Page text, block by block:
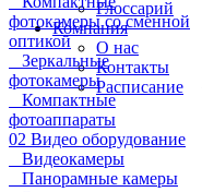
Глоссарий
Компания
О нас
Контакты
Расписание
фотокамеры со сменной
оптикой
Зеркальные
фотокамеры
Компактные
фотоаппараты
02 Видео оборудование
Видеокамеры
Панорамные камеры